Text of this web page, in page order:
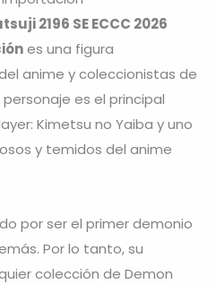
2196 SE ECCC 2026
es una figura
anime y coleccionistas de
es el principal
Kimetsu no Yaiba y uno
y temidos del anime
por ser el primer demonio
Por lo tanto, su
colección de Demon